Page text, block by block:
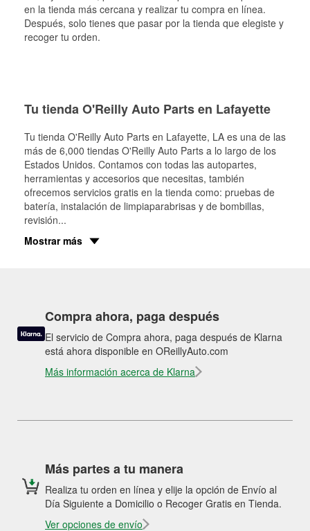
en la tienda más cercana y realizar tu compra en línea.
Después, solo tienes que pasar por la tienda que elegiste y
recoger tu orden.
Tu tienda O'Reilly Auto Parts en Lafayette
Tu tienda O'Reilly Auto Parts en Lafayette, LA es una de las
más de 6,000 tiendas O'Reilly Auto Parts a lo largo de los
Estados Unidos. Contamos con todas las autopartes,
herramientas y accesorios que necesitas, también
ofrecemos servicios gratis en la tienda como: pruebas de
batería, instalación de limpiaparabrisas y de bombillas,
revisión...
Mostrar más
Compra ahora, paga después
El servicio de Compra ahora, paga después de Klarna
está ahora disponible en OReillyAuto.com
Más información acerca de Klarna
Más partes a tu manera
Realiza tu orden en línea y elije la opción de Envío al
Día Siguiente a Domicilio o Recoger Gratis en Tienda.
Ver opciones de envío